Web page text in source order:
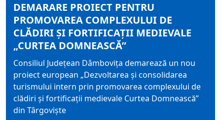
DEMARARE PROIECT PENTRU
PROMOVAREA COMPLEXULUI DE
CLĂDIRI ŞI FORTIFICAŢII MEDIEVALE
„CURTEA DOMNEASCĂ”
Consiliul Judeţean Dâmboviţa demarează un nou
proiect european „Dezvoltarea şi consolidarea
turismului intern prin promovarea complexului de
clădiri şi fortificaţii medievale Curtea Domnească”
din Târgovişte